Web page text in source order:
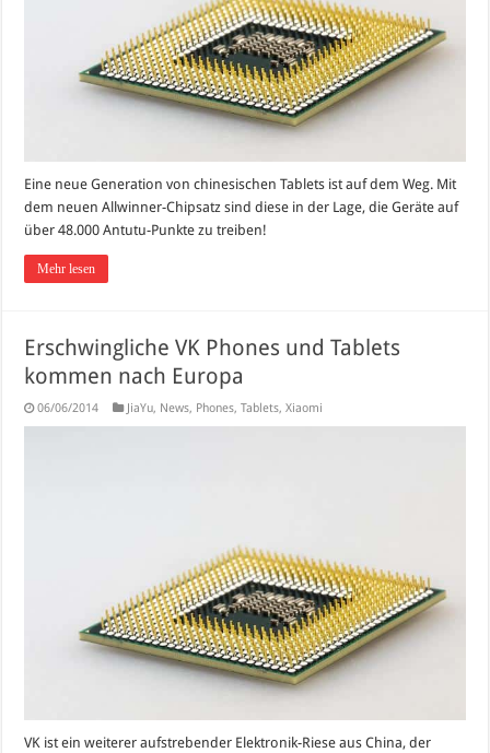
Eine neue Generation von chinesischen Tablets ist auf dem Weg. Mit
dem neuen Allwinner-Chipsatz sind diese in der Lage, die Geräte auf
über 48.000 Antutu-Punkte zu treiben!
Mehr lesen
Erschwingliche VK Phones und Tablets
kommen nach Europa
06/06/2014 JiaYu, News, Phones,Tablets,Xiaomi
VK ist ein weiterer aufstrebender Elektronik-Riese aus China, der